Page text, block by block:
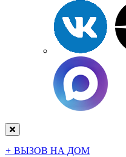
+ ВЫЗОВ НА ДОМ